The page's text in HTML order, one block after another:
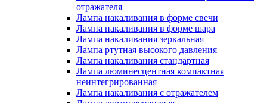
отражателя
Лампа накаливания в форме свечи
Лампа накаливания в форме шара
Лампа накаливания зеркальная
Лампа ртутная высокого давления
Лампа накаливания стандартная
Лампа люминесцентная компактная
неинтегрированная
Лампа накаливания с отражателем